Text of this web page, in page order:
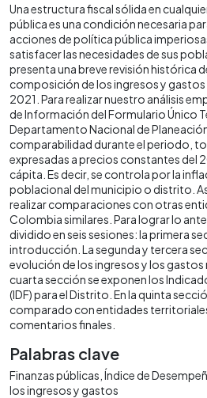
Una estructura fiscal sólida en
pública es una condición necesaria
acciones de política pública
satisfacer las necesidades de sus
presenta una breve revisión histórica
composición de los ingresos y
2021. Para realizar nuestro análisis
de Información del Formulario Único
Departamento Nacional de
comparabilidad durante el periodo,
expresadas a precios constantes del
cápita. Es decir, se controla por la
poblacional del municipio o distrito.
realizar comparaciones con otras
Colombia similares. Para lograr lo
dividido en seis sesiones: la primera
introducción. La segunda y tercera
evolución de los ingresos y los gastos
cuarta sección se exponen los
(IDF) para el Distrito. En la quinta
comparado con entidades
comentarios finales.
Palabras clave
Finanzas públicas Índice de
los ingresos y gastos